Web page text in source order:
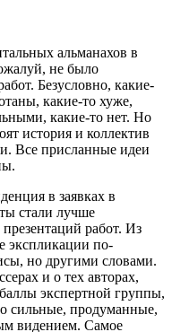
альманахов в
не было
Безусловно, какие-
какие-то хуже,
какие-то нет. Но
история и коллектив
Все присланные идеи
в заявках в
стали лучше
работ. Из
экспликации по-
но другими словами.
и о тех авторах,
экспертной группы,
сильные, продуманные,
видением. Самое